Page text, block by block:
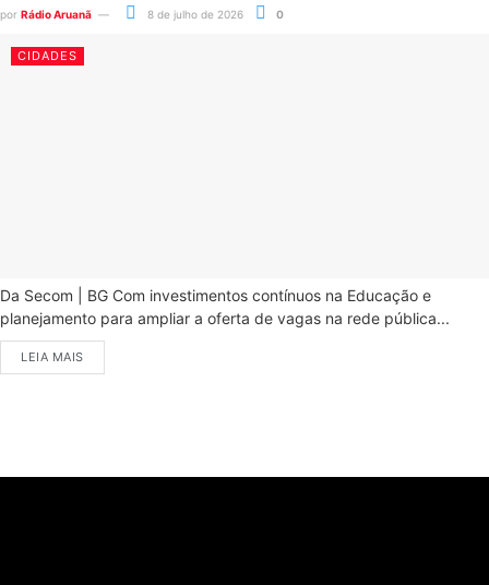
por Rádio Aruanã 8 de julho de 2026 0
CIDADES
Da Secom | BG Com investimentos contínuos na Educação e
planejamento para ampliar a oferta de vagas na rede pública...
LEIA MAIS